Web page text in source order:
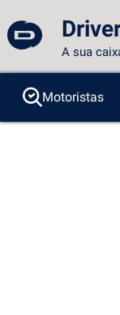
A sua
Motoristas
Sondas